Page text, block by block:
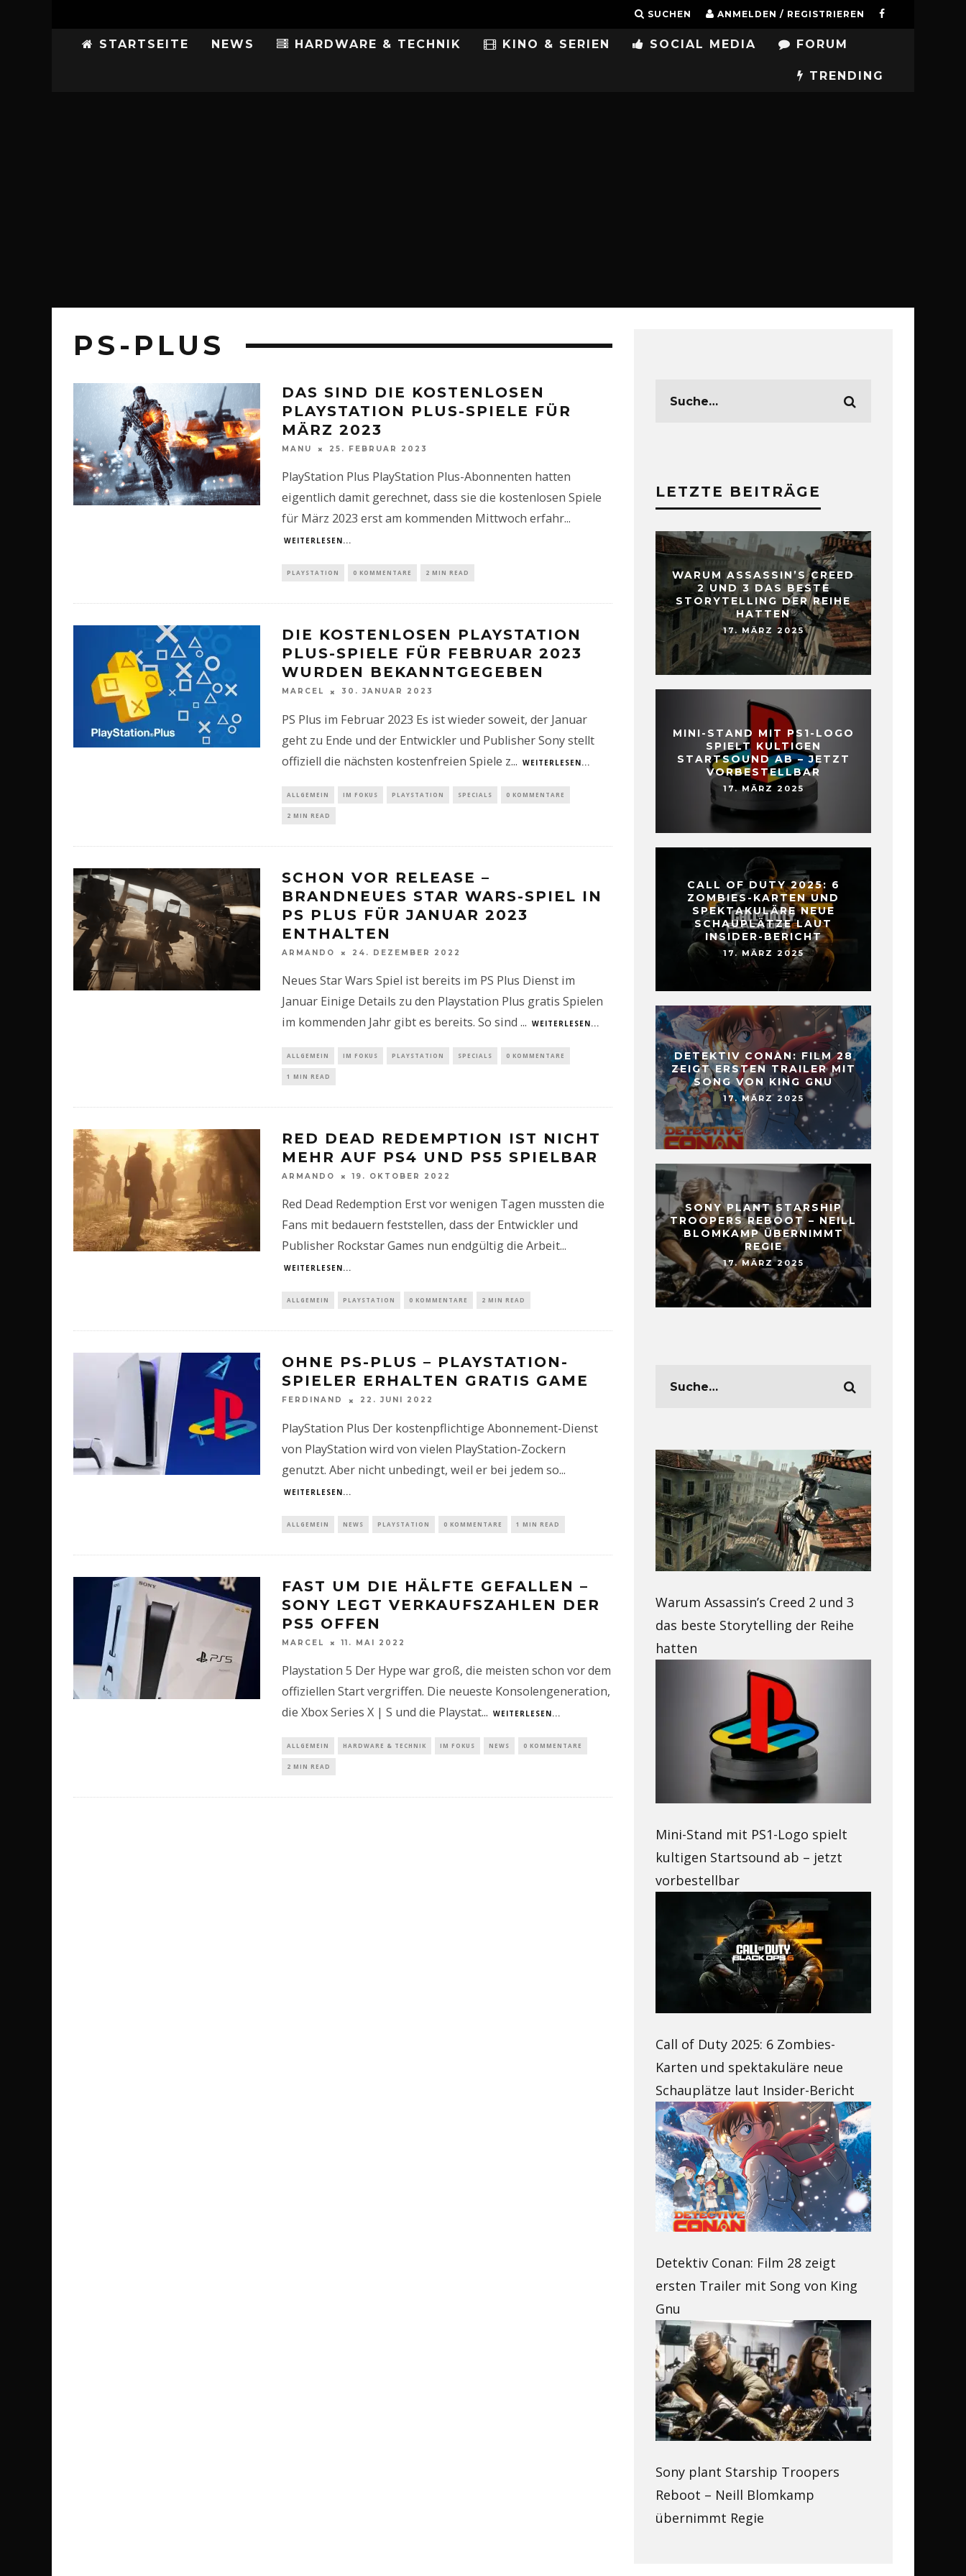
SUCHEN ANMELDEN / REGISTRIEREN
STARTSEITE NEWS HARDWARE & TECHNIK KINO & SERIEN SOCIAL MEDIA FORUM
TRENDING
PS-PLUS
DAS SIND DIE KOSTENLOSEN
PLAYSTATION PLUS-SPIELE FÜR
MÄRZ 2023
MANU 25. FEBRUAR 2023
PlayStation Plus PlayStation Plus-Abonnenten hatten
eigentlich damit gerechnet, dass sie die kostenlosen Spiele
für März 2023 erst am kommenden Mittwoch erfahr...
WEITERLESEN...
PLAYSTATION 0 KOMMENTARE 2 MIN READ
DIE KOSTENLOSEN PLAYSTATION
PLUS-SPIELE FÜR FEBRUAR 2023
WURDEN BEKANNTGEGEBEN
MARCEL 30. JANUAR 2023
PS Plus im Februar 2023 Es ist wieder soweit, der Januar
geht zu Ende und der Entwickler und Publisher Sony stellt
offiziell die nächsten kostenfreien Spiele z... WEITERLESEN...
ALLGEMEIN IM FOKUS PLAYSTATION SPECIALS 0 KOMMENTARE
2 MIN READ
SCHON VOR RELEASE –
BRANDNEUES STAR WARS-SPIEL IN
PS PLUS FÜR JANUAR 2023
ENTHALTEN
ARMANDO 24. DEZEMBER 2022
Neues Star Wars Spiel ist bereits im PS Plus Dienst im
Januar Einige Details zu den Playstation Plus gratis Spielen
im kommenden Jahr gibt es bereits. So sind ... WEITERLESEN...
ALLGEMEIN IM FOKUS PLAYSTATION SPECIALS 0 KOMMENTARE
1 MIN READ
RED DEAD REDEMPTION IST NICHT
MEHR AUF PS4 UND PS5 SPIELBAR
ARMANDO 19. OKTOBER 2022
Red Dead Redemption Erst vor wenigen Tagen mussten die
Fans mit bedauern feststellen, dass der Entwickler und
Publisher Rockstar Games nun endgültig die Arbeit...
WEITERLESEN...
ALLGEMEIN PLAYSTATION 0 KOMMENTARE 2 MIN READ
OHNE PS-PLUS – PLAYSTATION-
SPIELER ERHALTEN GRATIS GAME
FERDINAND 22. JUNI 2022
PlayStation Plus Der kostenpflichtige Abonnement-Dienst
von PlayStation wird von vielen PlayStation-Zockern
genutzt. Aber nicht unbedingt, weil er bei jedem so...
WEITERLESEN...
ALLGEMEIN NEWS PLAYSTATION 0 KOMMENTARE 1 MIN READ
FAST UM DIE HÄLFTE GEFALLEN –
SONY LEGT VERKAUFSZAHLEN DER
PS5 OFFEN
MARCEL 11. MAI 2022
Playstation 5 Der Hype war groß, die meisten schon vor dem
offiziellen Start vergriffen. Die neueste Konsolengeneration,
die Xbox Series X | S und die Playstat... WEITERLESEN...
ALLGEMEIN HARDWARE & TECHNIK IM FOKUS NEWS 0 KOMMENTARE
2 MIN READ
LETZTE BEITRÄGE
WARUM ASSASSIN’S CREED
2 UND 3 DAS BESTE
STORYTELLING DER REIHE
HATTEN
17. MÄRZ 2025
MINI-STAND MIT PS1-LOGO
SPIELT KULTIGEN
STARTSOUND AB – JETZT
VORBESTELLBAR
17. MÄRZ 2025
CALL OF DUTY 2025: 6
ZOMBIES-KARTEN UND
SPEKTAKULÄRE NEUE
SCHAUPLÄTZE LAUT
INSIDER-BERICHT
17. MÄRZ 2025
DETEKTIV CONAN: FILM 28
ZEIGT ERSTEN TRAILER MIT
SONG VON KING GNU
17. MÄRZ 2025
SONY PLANT STARSHIP
TROOPERS REBOOT – NEILL
BLOMKAMP ÜBERNIMMT
REGIE
17. MÄRZ 2025
Warum Assassin’s Creed 2 und 3
das beste Storytelling der Reihe
hatten
Mini-Stand mit PS1-Logo spielt
kultigen Startsound ab – jetzt
vorbestellbar
Call of Duty 2025: 6 Zombies-
Karten und spektakuläre neue
Schauplätze laut Insider-Bericht
Detektiv Conan: Film 28 zeigt
ersten Trailer mit Song von King
Gnu
Sony plant Starship Troopers
Reboot – Neill Blomkamp
übernimmt Regie